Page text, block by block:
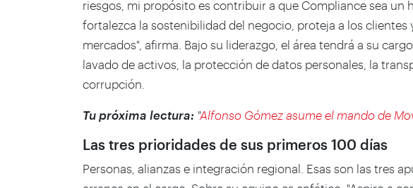
riesgos, mi propósito es contribuir a que Compliance sea un
fortalezca la sostenibilidad del negocio, proteja a los clientes
mercados", afirma. Bajo su liderazgo, el área tendrá a su
lavado de activos, la protección de datos personales, la
corrupción.
Tu próxima lectura: "Alfonso Gómez asume el mando de
Las tres prioridades de sus primeros 100 días
Personas, alianzas e integración regional. Esas son las tres